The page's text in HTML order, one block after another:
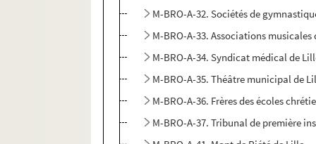
M-BRO-A-32. Sociétés de
M-BRO-A-33. Associations musicales
M-BRO-A-34. Syndicat médical de
M-BRO-A-35. Théâtre municipal de
M-BRO-A-36. Frères des écoles
M-BRO-A-37. Tribunal de première